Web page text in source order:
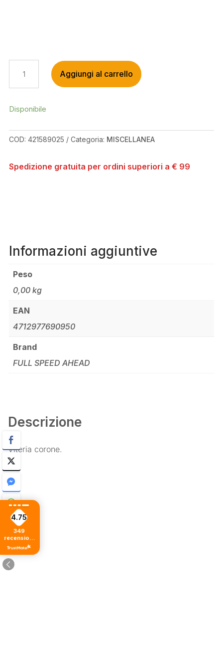
VITI
CORONA
NAIL
RED
EE114
QUANTITÀ
Aggiungi al carrello
Disponibile
COD: 421589025 Categoria: MISCELLANEA
Spedizione gratuita per ordini superiori a € 99
Informazioni aggiuntive
Peso
0,00 kg
EAN
4712977690950
Brand
FULL SPEED AHEAD
Descrizione
Viteria corone.
4.75
349
recensioni
di tutti i